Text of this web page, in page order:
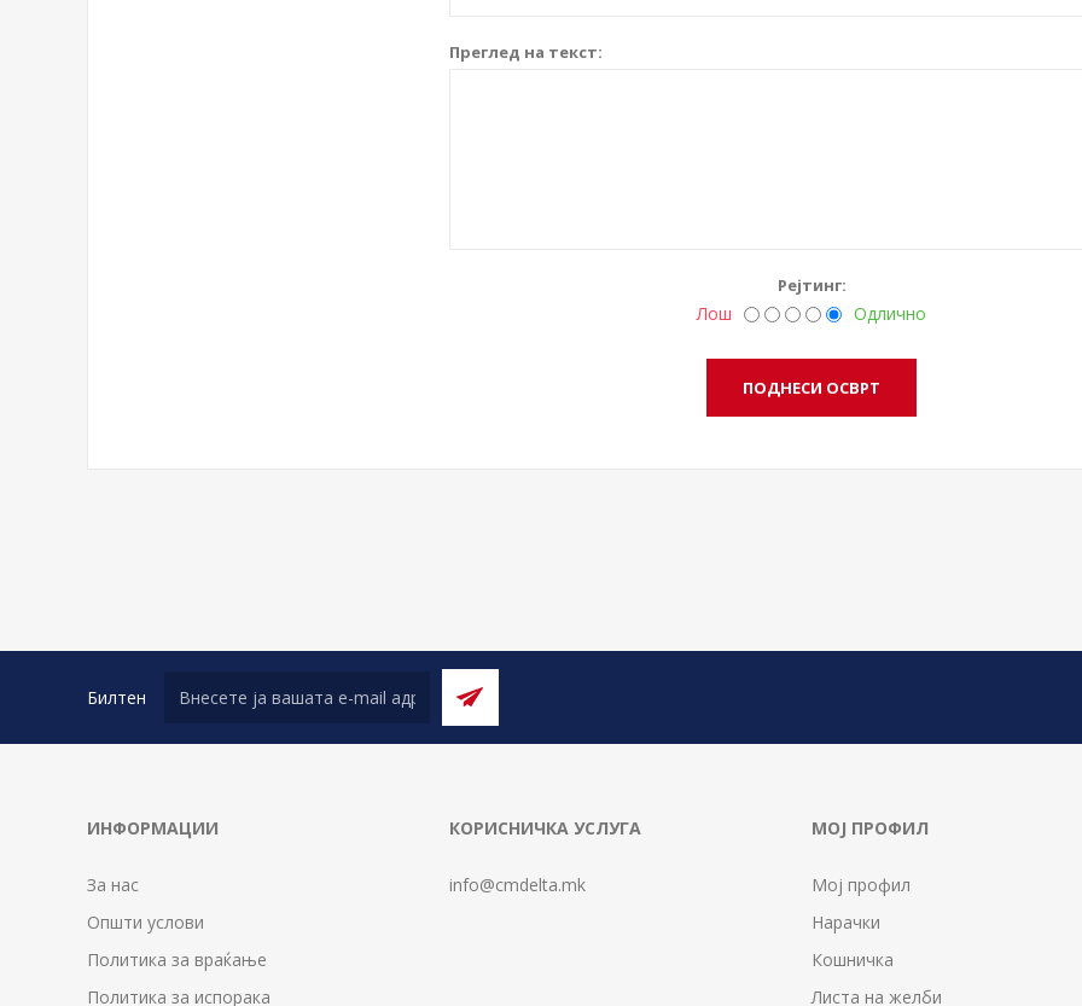
Преглед на текст:
Рејтинг:
Лош Одлично
Билтен
ИНФОРМАЦИИ
За нас
Општи услови
Политика за враќање
Политика за испорака
КОРИСНИЧКА УСЛУГА
info@cmdelta.mk
МОЈ ПРОФИЛ
Мој профил
Нарачки
Кошничка
Листа на желби